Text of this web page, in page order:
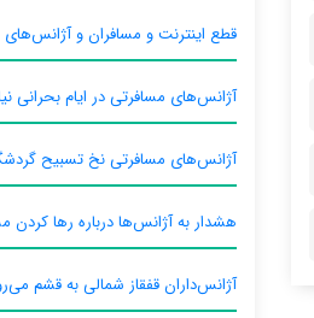
قطع اینترنت و مسافران و
آژانس‌های مسافرتی در ایام بحرانی
آژانس‌های مسافرتی نخ تسبیح
هشدار به آژانس‌ها درباره رها کردن
آژانس‌داران قفقاز شمالی به قشم